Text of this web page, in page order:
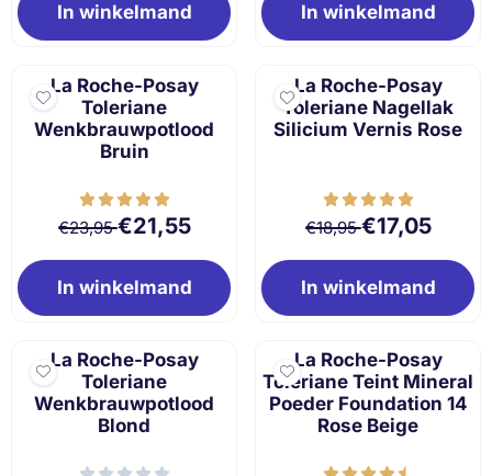
In winkelmand In winkelmand
La Roche-Posay
Toleriane
Wenkbrauwpotlood
Bruin
Van 23,95 voor 21,55
€23,95€21,55
In winkelmand
La Roche-Posay
Toleriane Nagellak
Silicium Vernis Rose
Van 18,95 voor
€18,95€17,05
In winkelmand
La Roche-Posay
Toleriane
Wenkbrauwpotlood
Blond
La Roche-Posay
Toleriane Teint Mineral
Poeder Foundation 14
Rose Beige